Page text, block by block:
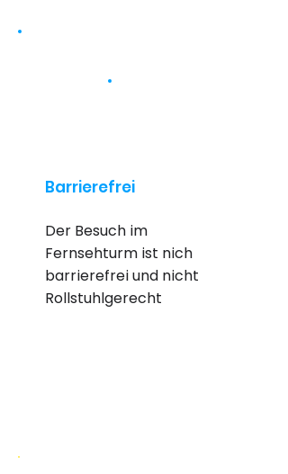
Barrierefrei
Der Besuch im
Fernsehturm ist nich
barrierefrei und nicht
Rollstuhlgerecht